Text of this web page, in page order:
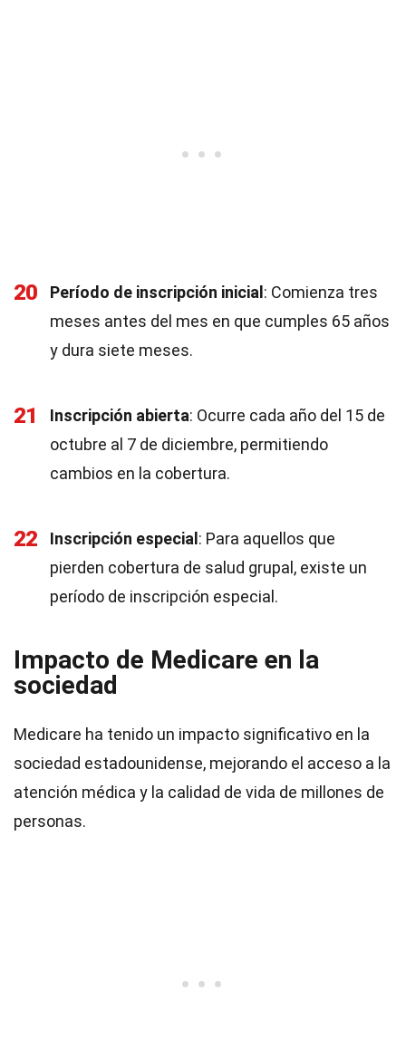
20 Período de inscripción inicial : Comienza tres
meses antes del mes en que cumples 65 años
y dura siete meses.
21 Inscripción abierta: Ocurre cada año del 15 de
octubre al 7 de diciembre, permitiendo
cambios en la cobertura.
22 Inscripción especial : Para aquellos que
pierden cobertura de salud grupal, existe un
período de inscripción especial.
Impacto de Medicare en la
sociedad
Medicare ha tenido un impacto significativo en la
sociedad estadounidense, mejorando el acceso a la
atención médica y la calidad de vida de millones de
personas.